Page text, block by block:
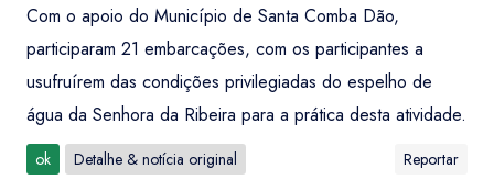
Com o apoio do Município de Santa Comba Dão,
participaram 21 embarcações, com os participantes a
usufruírem das condições privilegiadas do espelho de
água da Senhora da Ribeira para a prática desta atividade.
ok Detalhe & notícia original Reportar